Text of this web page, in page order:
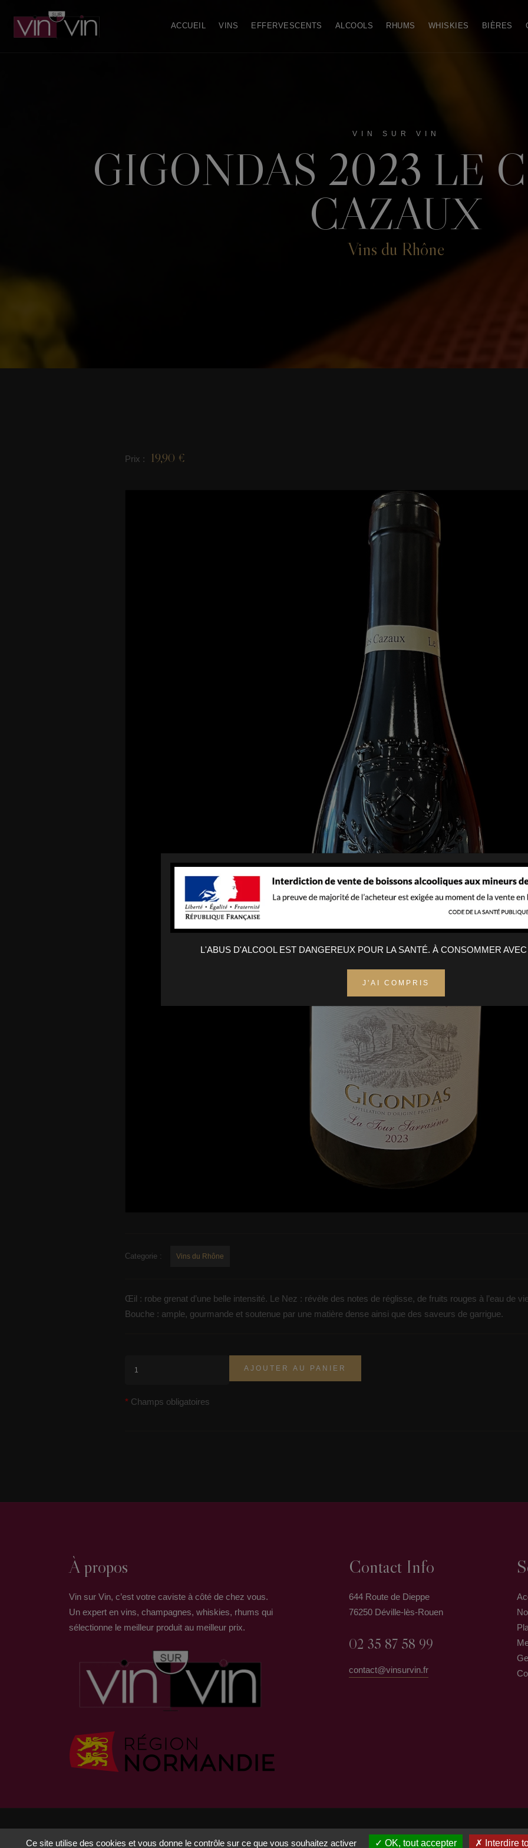
ACCUEIL VINS EFFERVESCENTS ALCOOLS RHUMS WHISKIES BIÈRES
VIN SUR VIN
GIGONDAS 2023 LE
CAZAUX
Vins du Rhône
Prix : 19,90 €
Categorie : Vins du Rhône
Œil : robe grenat d’une belle intensité. Le Nez : révèle des notes de réglisse, de fruits rouges à l’eau de
Bouche : ample, gourmande et soutenue par une matière dense ainsi que des saveurs de garrigue.
Champs obligatoires
AJOUTER AU PANIER
L'ABUS D'ALCOOL EST DANGEREUX POUR LA SANTÉ. À CONSOMMER
J'AI COMPRIS
À propos
Vin sur Vin, c’est votre caviste à côté de chez vous.
Un expert en vins, champagnes, whiskies, rhums qui
sélectionne le meilleur produit au meilleur prix.
Contact Info
644 Route de Dieppe
76250 Déville-lès-Rouen
02 35 87 58 99
contact@vinsurvin.fr
Ce site utilise des cookies et vous donne le contrôle sur ce que vous souhaitez activer OK, tout accepter Interdire